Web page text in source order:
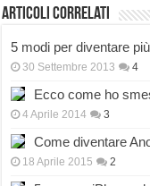
Articoli correlati
5 modi per diventare
30 Settembre 2013 4
Ecco come ho
4 Aprile 2014 3
Come diventare
18 Aprile 2015 2